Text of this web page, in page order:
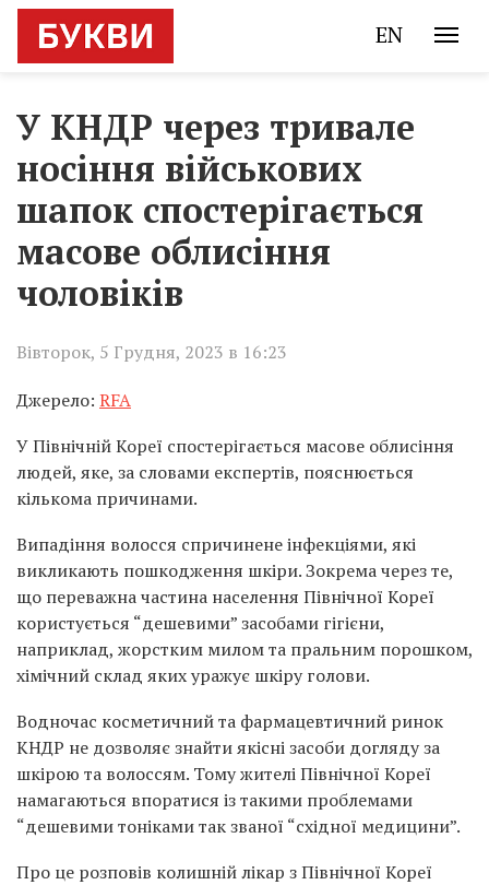
EN
У КНДР через тривале
носіння військових
шапок спостерігається
масове облисіння
чоловіків
Вівторок, 5 Грудня, 2023 в 16:23
Джерело: RFA
У Північній Кореї спостерігається масове облисіння
людей, яке, за словами експертів, пояснюється
кількома причинами.
Випадіння волосся спричинене інфекціями, які
викликають пошкодження шкіри. Зокрема через те,
що переважна частина населення Північної Кореї
користується “дешевими” засобами гігієни,
наприклад, жорстким милом та пральним порошком,
хімічний склад яких уражує шкіру голови.
Водночас косметичний та фармацевтичний ринок
КНДР не дозволяє знайти якісні засоби догляду за
шкірою та волоссям. Тому жителі Північної Кореї
намагаються впоратися із такими проблемами
“дешевими тоніками так званої “східної медицини”.
Про це розповів колишній лікар з Північної Кореї